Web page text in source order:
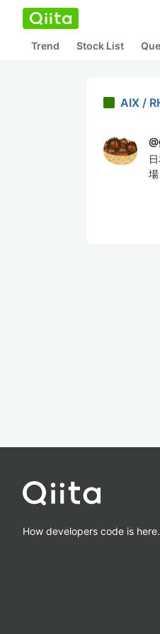
Trend Stock List
AIX /
@
How developers code is here.